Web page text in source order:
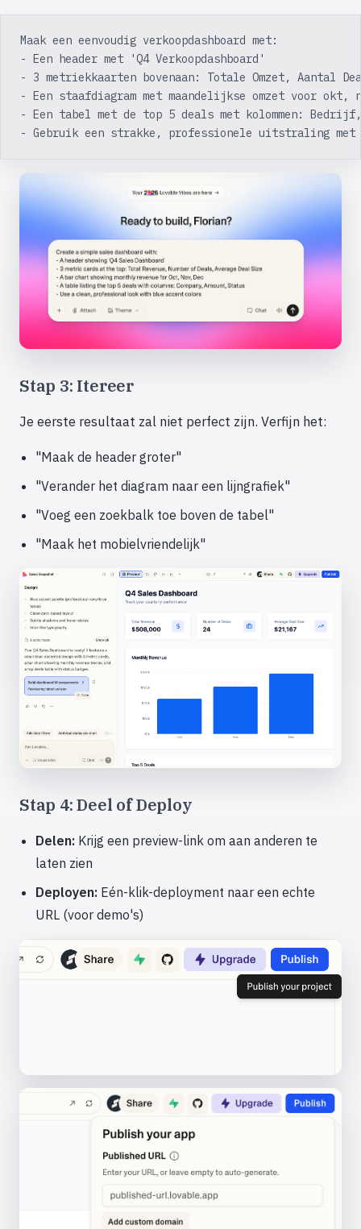
Maak een eenvoudig verkoopdashboard met:
- Een header met 'Q4 Verkoopdashboard'
- 3 metriekkaarten bovenaan: Totale Omzet, Aantal
- Een staafdiagram met maandelijkse omzet voor okt,
- Een tabel met de top 5 deals met kolommen:
- Gebruik een strakke, professionele uitstraling met
Stap 3: Itereer
Je eerste resultaat zal niet perfect zijn. Verfijn het:
"Maak de header groter"
"Verander het diagram naar een lijngrafiek"
"Voeg een zoekbalk toe boven de tabel"
"Maak het mobielvriendelijk"
Stap 4: Deel of Deploy
Delen: Krijg een preview-link om aan anderen te
laten zien
Deployen: Eén-klik-deployment naar een echte
URL (voor demo's)